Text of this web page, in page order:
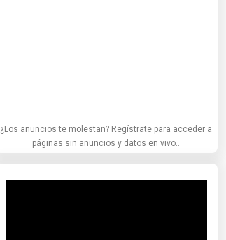
¿Los anuncios te molestan? Regístrate para acceder a
páginas sin anuncios y datos en vivo..